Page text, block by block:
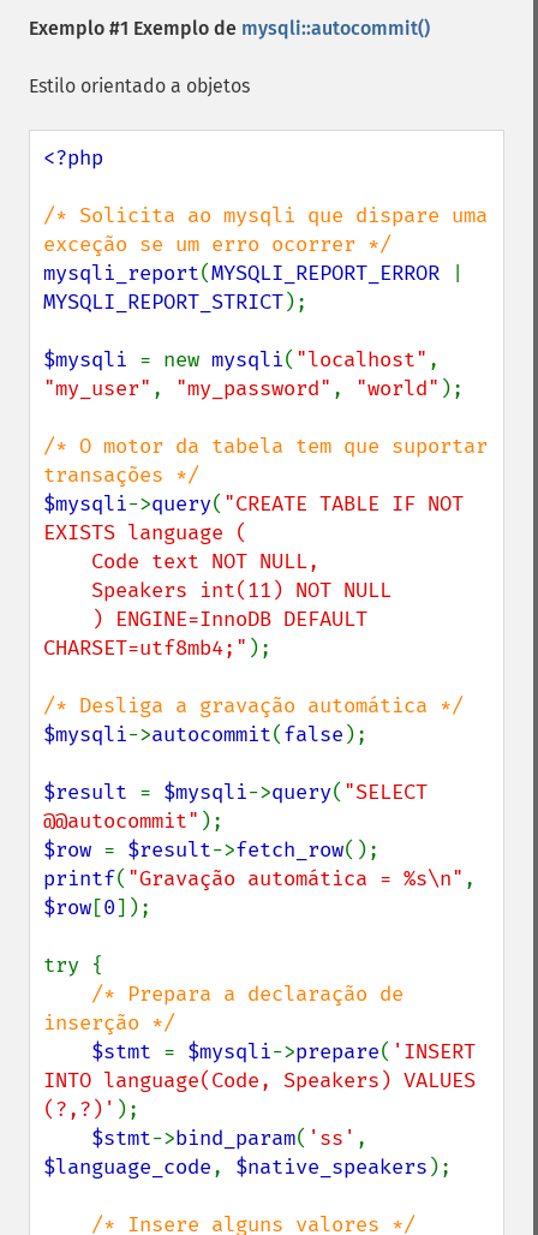
Exemplo #1 Exemplo de mysqli::autocommit()
Estilo orientado a objetos
<?php
/* Solicita ao mysqli que dispare uma
mysqli_report(MYSQLI_REPORT_ERROR
MYSQLI_REPORT_STRICT);
$mysqli = new mysqli( "localhost"
"my_user" , "my_password" , "world" );
/* O motor da tabela tem que suportar
$mysqli->query( "CREATE TABLE IF NOT
EXISTS language (
CHARSET=utf8mb4;" );
$mysqli->autocommit(false );
$result = $mysqli->query( "SELECT
@@autocommit"
$row = $result->fetch_row
printf( "Gravação automática = %s\n"
$row[0]);
try {
/* Prepara a declaração de
inserção */
$stmt = $mysqli->prepare( 'INSERT
INTO language(Code, Speakers) VALUES
(?,?)' );
$stmt->bind_param( 'ss'
$language_code, $native_speakers );
/* Insere alguns valores */